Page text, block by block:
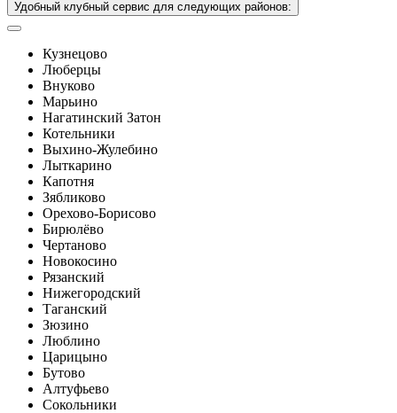
Удобный клубный сервис для следующих районов:
Кузнецово
Люберцы
Внуково
Марьино
Нагатинский Затон
Котельники
Выхино-Жулебино
Лыткарино
Капотня
Зябликово
Орехово-Борисово
Бирюлёво
Чертаново
Новокосино
Рязанский
Нижегородский
Таганский
Зюзино
Люблино
Царицыно
Бутово
Алтуфьево
Сокольники